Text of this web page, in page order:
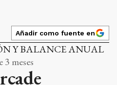
Añadir como fuente en
Y BALANCE ANUAL
meses